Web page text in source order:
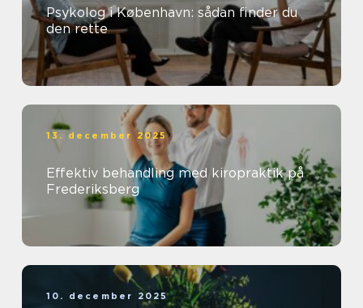
Psykolog i København: sådan finder du
den rette
13. december 2025
Effektiv behandling med kiropraktik på
Frederiksberg
10. december 2025